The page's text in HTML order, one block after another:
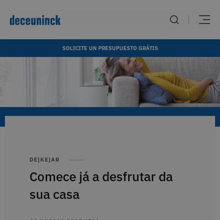
SOLICITE UN PRESUPUESTO GRÁTIS
DE[KE]AR
Comece já a desfrutar da
sua casa